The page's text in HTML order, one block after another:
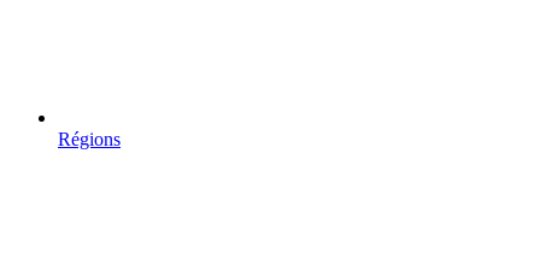
Régions